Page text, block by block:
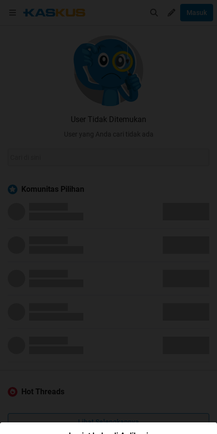
Masuk
User Tidak Ditemukan
User yang Anda cari tidak ada
Komunitas Pilihan
Hot Threads
Lihat Selengkapnya